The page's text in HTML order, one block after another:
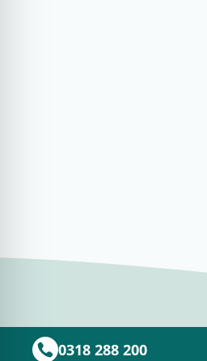
0318 288 200